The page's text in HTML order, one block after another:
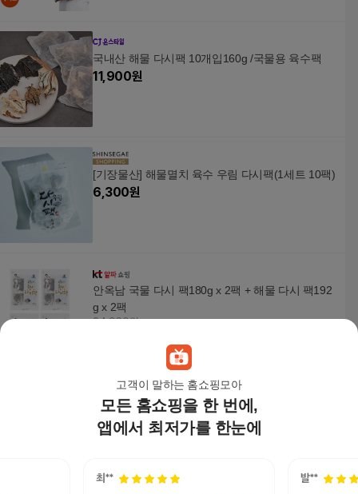
고객이 말하는 홈쇼핑모아
모든 홈쇼핑을 한 번에,
앱에서 최저가를 한눈에
국내산 해물 다시팩 10개입160g /국물용 육수팩
11,900원
[기장물산] 해물멸치 육수 우림 다시팩(1세트 10팩)
6,300원
안옥남 국물 다시 팩180g x 2팩 + 해물 다시 팩192
g x 2팩
34,960원
[G][바다원]디포리 해물다시팩 405g (15gx27팩) 국
물용팩
17,900 원